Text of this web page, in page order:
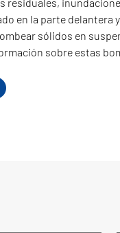
en la parte delantera
sólidos en
sobre estas